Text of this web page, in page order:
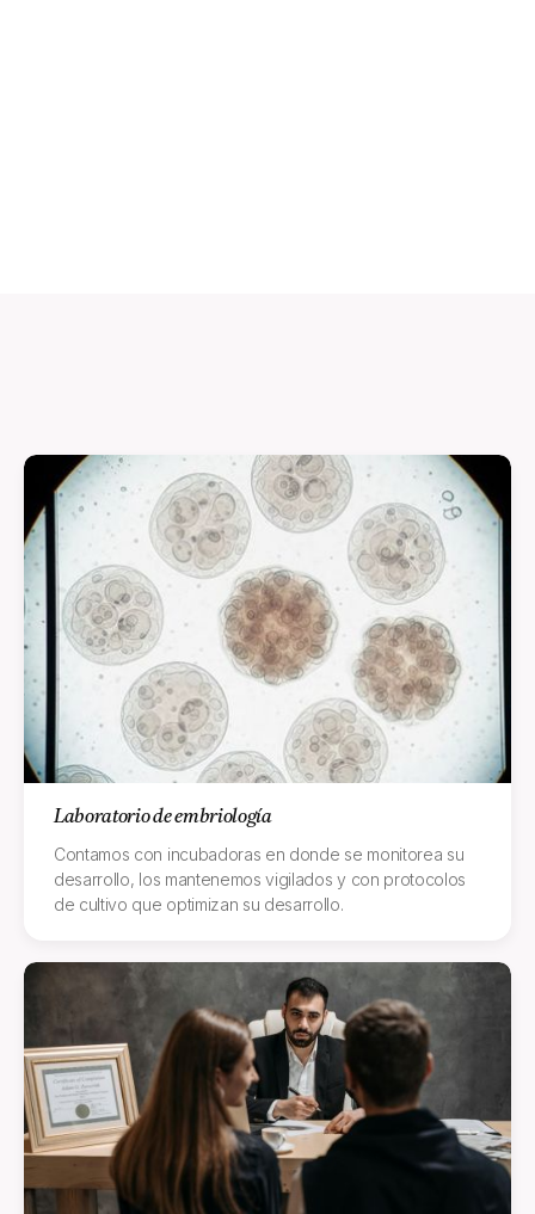
Laboratorio de embriología
Contamos con incubadoras en donde se monitorea su
desarrollo, los mantenemos vigilados y con protocolos
de cultivo que optimizan su desarrollo.